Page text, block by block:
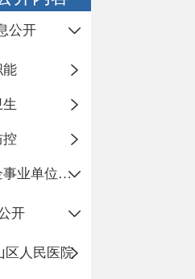
公开
能
控
公共企事业单位信息公开
开
区人民医院